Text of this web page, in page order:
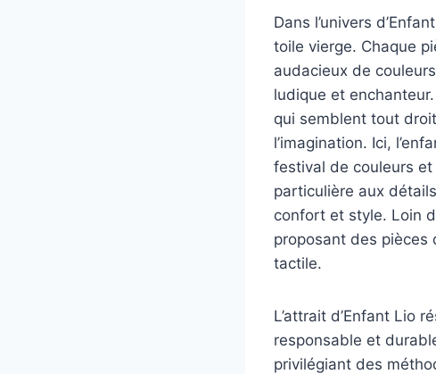
Dans l’univers
toile vierge. Chaque
audacieux de
ludique et
qui semblent tout
l’imagination. Ici,
festival de couleurs et
particulière aux
confort et style. Loin
proposant des pièces
tactile.
L’attrait d’Enfant Lio
responsable et
privilégiant des